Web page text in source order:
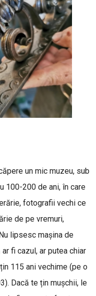
un mic muzeu, sub
100-200 de ani, în care
fotografii vechi ce
de pe vremuri,
lipsesc mașina de
fi cazul, ar putea chiar
115 ani vechime (pe o
Dacă te țin mușchii, le